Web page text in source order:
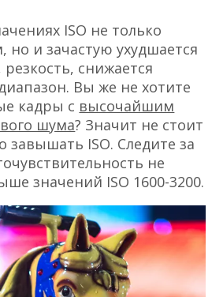
ISO не только
но и зачастую ухудшается
снижается
Вы же не хотите
кадры с высочайшим
шума? Значит не стоит
завышать ISO. Следите за
не
значений ISO 1600-3200.